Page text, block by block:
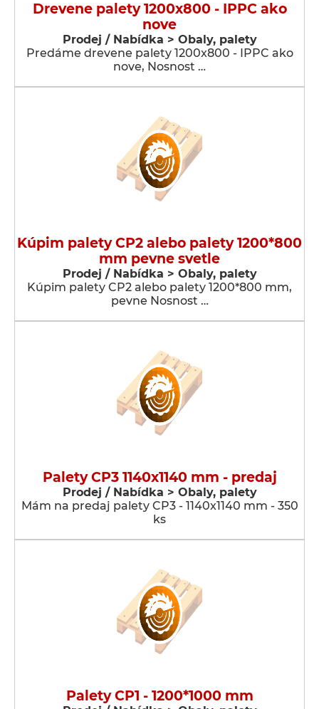
Drevene palety 1200x800 - IPPC ako
nove
Prodej / Nabídka > Obaly, palety
Predáme drevene palety 1200x800 - IPPC ako
nove, Nosnost …
Kúpim palety CP2 alebo palety 1200*800
mm pevne svetle
Prodej / Nabídka > Obaly, palety
Kúpim palety CP2 alebo palety 1200*800 mm,
pevne Nosnost …
Palety CP3 1140x1140 mm - predaj
Prodej / Nabídka > Obaly, palety
Mám na predaj palety CP3 - 1140x1140 mm - 350
ks
Palety CP1 - 1200*1000 mm